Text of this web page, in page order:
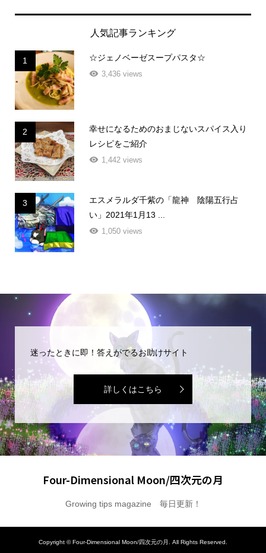
人気記事ランキング
1 ☆ジェノベーゼスープパスタ☆
3,436 views
2
幸せになるためのおまじないスパイス入り
レシピをご紹介
1,442 views
3
エスメラルダ千紫の「龍神 陰陽五行占
い」2021年1月13 ...
1,050 views
迷ったときに即！答えがでるお助けサイト
詳しくはこちら
Four-Dimensional Moon/四次元の月
Growing tips magazine 毎日更新！
Copyright ©Four-Dimensional Moon/四次元の月. All Rights Reserved.